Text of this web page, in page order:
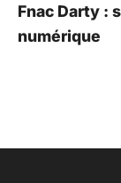
Fnac Darty :
numérique